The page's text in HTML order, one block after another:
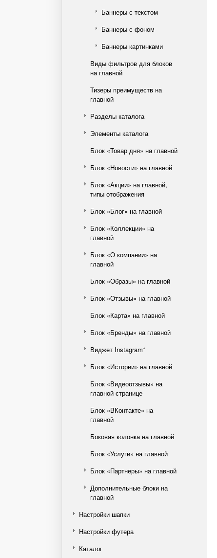
Баннеры с текстом
Баннеры с фоном
Баннеры картинками
Виды фильтров для блоков
на главной
Тизеры преимуществ на
главной
Разделы каталога
Элементы каталога
Блок «Товар дня» на главной
Блок «Новости» на главной
Блок «Акции» на главной,
типы отображения
Блок «Блог» на главной
Блок «Коллекции» на
главной
Блок «О компании» на
главной
Блок «Образы» на главной
Блок «Отзывы» на главной
Блок «Карта» на главной
Блок «Бренды» на главной
Виджет Instagram*
Блок «Истории» на главной
Блок «Видеоотзывы» на
главной странице
Блок «ВКонтакте» на
главной
Боковая колонка на главной
Блок «Услуги» на главной
Блок «Партнеры» на главной
Дополнительные блоки на
главной
Настройки шапки
Настройки футера
Каталог